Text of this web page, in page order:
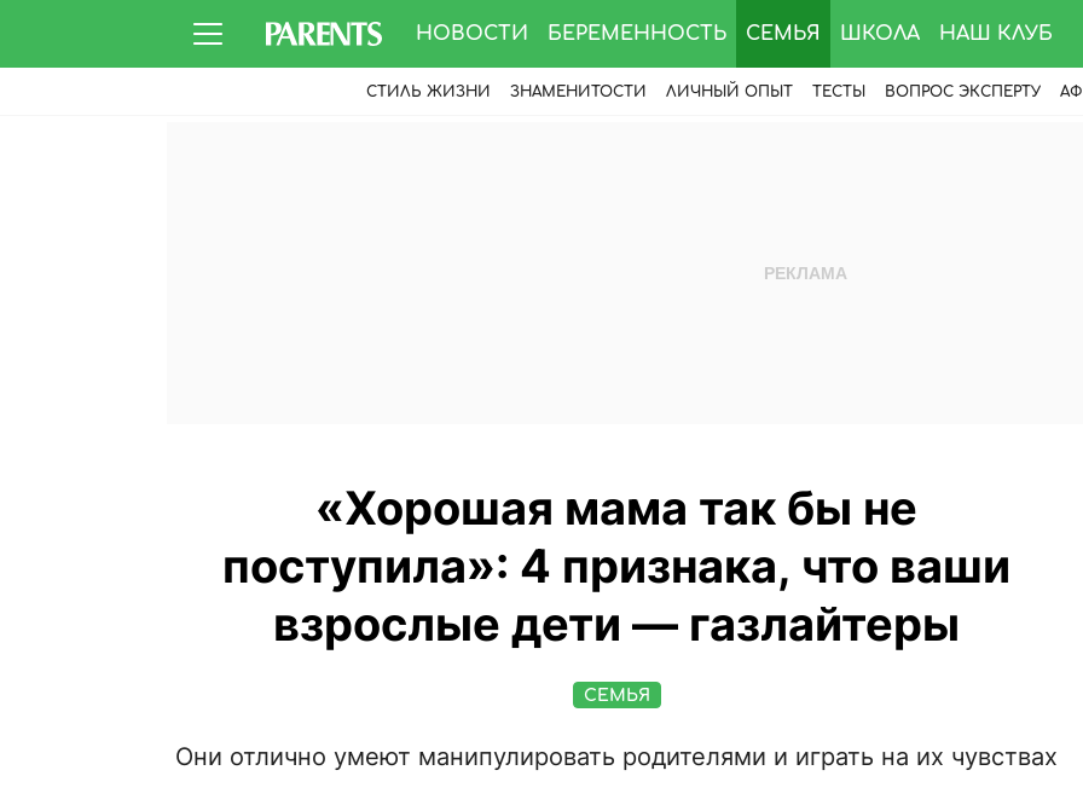
НОВОСТИ БЕРЕМЕННОСТЬ СЕМЬЯ ШКОЛА НАШ КЛУБ
СТИЛЬ ЖИЗНИ ЗНАМЕНИТОСТИ ЛИЧНЫЙ ОПЫТ ТЕСТЫ ВОПРОС ЭКСПЕРТУ
«Хорошая мама так бы не
поступила»: 4 признака, что ваши
взрослые дети — газлайтеры
СЕМЬЯ
Они отлично умеют манипулировать родителями и играть на их чувствах